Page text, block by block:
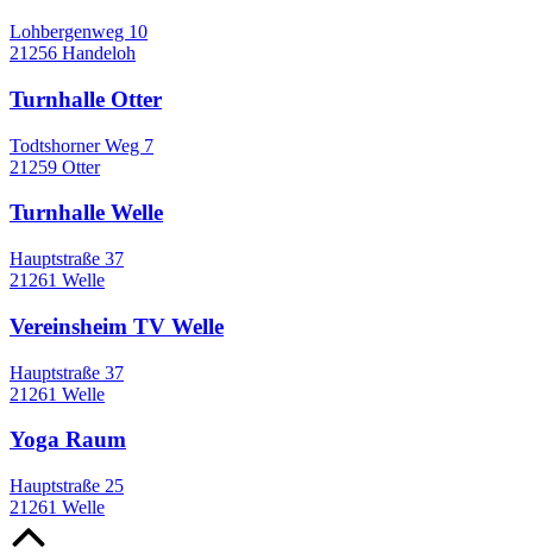
Lohbergenweg 10
21256 Handeloh
Turnhalle Otter
Todtshorner Weg 7
21259 Otter
Turnhalle Welle
Hauptstraße 37
21261 Welle
Vereinsheim TV Welle
Hauptstraße 37
21261 Welle
Yoga Raum
Hauptstraße 25
21261 Welle
Nach
oben